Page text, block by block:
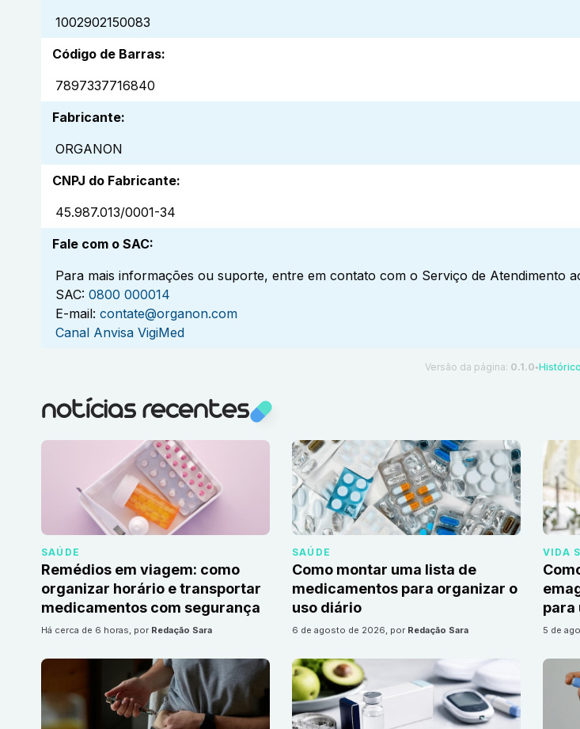
1002902150083
Código de Barras:
7897337716840
Fabricante:
ORGANON
CNPJ do Fabricante:
45.987.013/0001-34
Fale com o SAC:
Para mais informações ou suporte, entre em contato com o Serviço de Atendimento
SAC: 0800 000014
E-mail: contate@organon.com
Canal Anvisa VigiMed
Versão da página: 0.1.0 ●
notícias recentes
SAÚDE
Remédios em viagem: como
organizar horário e transportar
medicamentos com segurança
há cerca de 6 horas, por Redação Sara
SAÚDE
Como montar uma lista de
medicamentos para organizar o
uso diário
6 de agosto de 2026, por Redação Sara
VIDA
para
5 de